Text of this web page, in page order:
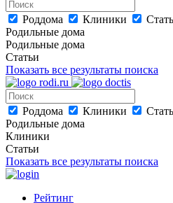
Роддома Клиники
Родильные дома
Родильные дома
Статьи
Показать все результаты поиска
Роддома Клиники
Родильные дома
Клиники
Статьи
Показать все результаты поиска
Рейтинг